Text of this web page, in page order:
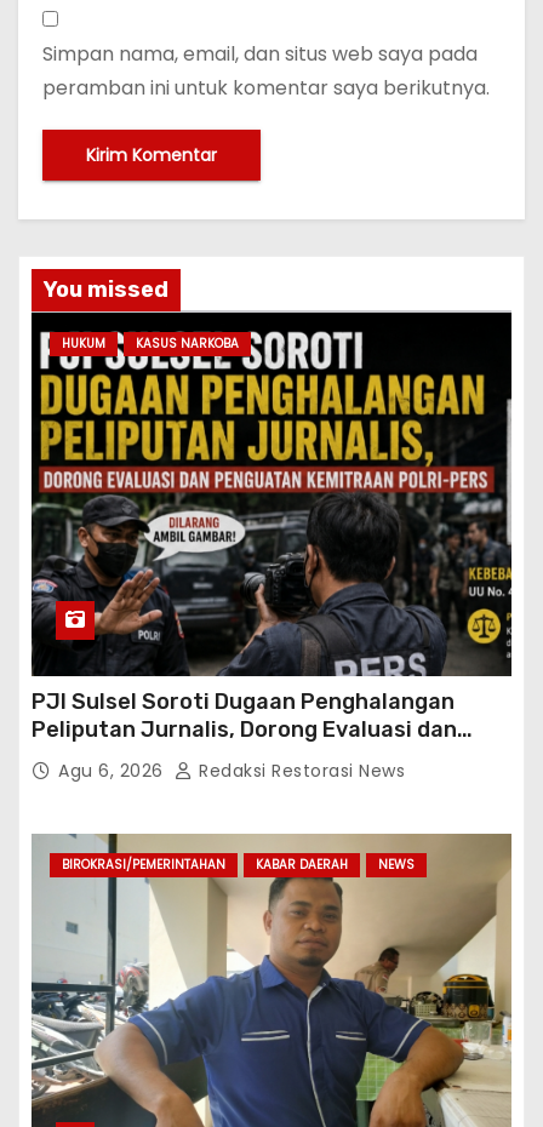
Simpan nama, email, dan situs web saya pada
peramban ini untuk komentar saya berikutnya.
You missed
HUKUM KASUS NARKOBA
PJI Sulsel Soroti Dugaan Penghalangan
Peliputan Jurnalis, Dorong Evaluasi dan
Penguatan Kemitraan Polri-Pers
Agu 6, 2026 Redaksi Restorasi News
BIROKRASI/PEMERINTAHAN KABAR DAERAH NEWS